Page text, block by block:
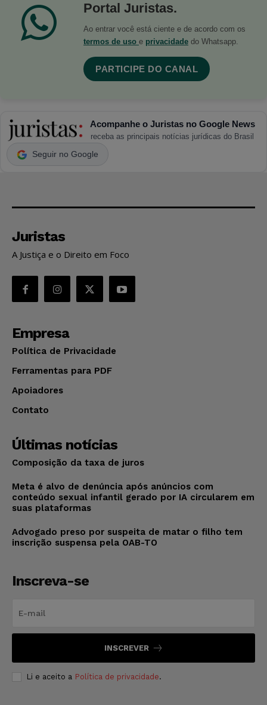
Portal Juristas.
Ao entrar você está ciente e de acordo com os
termos de uso e privacidade do Whatsapp.
PARTICIPE DO CANAL
Acompanhe o Juristas no Google News
receba as principais notícias jurídicas do Brasil
Seguir no Google
Juristas
A Justiça e o Direito em Foco
Empresa
Política de Privacidade
Ferramentas para PDF
Apoiadores
Contato
Últimas notícias
Composição da taxa de juros
Meta é alvo de denúncia após anúncios com
conteúdo sexual infantil gerado por IA circularem em
suas plataformas
Advogado preso por suspeita de matar o filho tem
inscrição suspensa pela OAB-TO
Inscreva-se
INSCREVER
Li e aceito a Política de privacidade.